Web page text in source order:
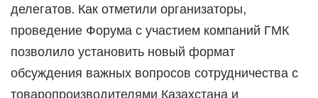
делегатов. Как отметили организаторы,
проведение Форума с участием компаний ГМК
позволило установить новый формат
обсуждения важных вопросов сотрудничества с
товаропроизводителями Казахстана и